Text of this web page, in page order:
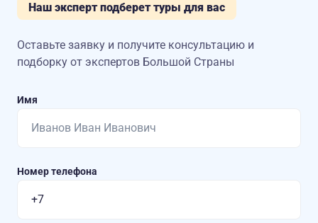
Наш эксперт подберет туры для вас
Оставьте заявку и получите консультацию и
подборку от экспертов Большой Страны
Имя
Номер телефона